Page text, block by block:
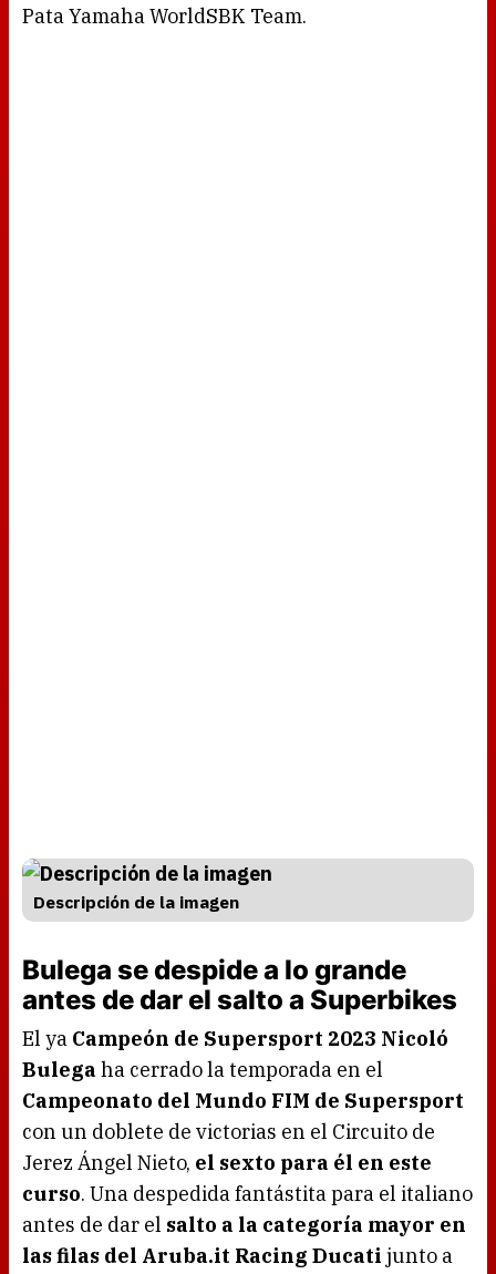
Pata Yamaha WorldSBK Team.
Descripción de la imagen
Bulega se despide a lo grande
antes de dar el salto a Superbikes
El ya Campeón de Supersport 2023 Nicoló
Bulega ha cerrado la temporada en el
Campeonato del Mundo FIM de Supersport
con un doblete de victorias en el Circuito de
Jerez Ángel Nieto, el sexto para él en este
curso. Una despedida fantástita para el italiano
antes de dar el salto a la categoría mayor en
las filas del Aruba.it Racing Ducati junto a